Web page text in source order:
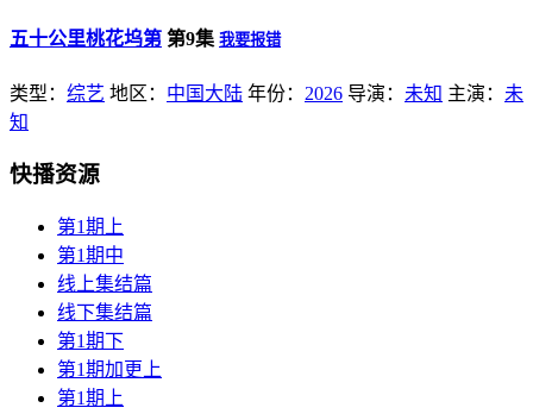
五十公里桃花坞第 第9集 我要报错
类型： 综艺 地区： 中国大陆 年份： 2026 导演： 未知 主演： 未
知
快播资源
第1期上
第1期中
线上集结篇
线下集结篇
第1期下
第1期加更上
第1期上